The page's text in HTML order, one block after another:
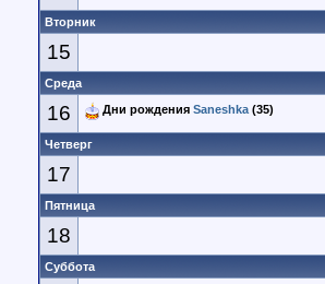
Вторник
15
Среда
16 Дни рождения Saneshka(35)
Четверг
17
Пятница
18
Суббота